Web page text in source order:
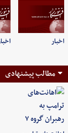
اخبار
مطالب پیشنهادی